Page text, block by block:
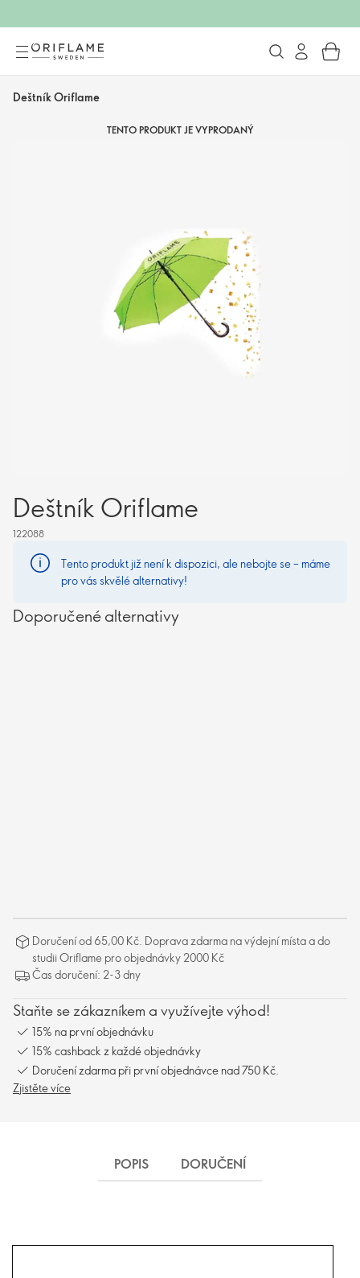
Deštník Oriflame
TENTO PRODUKT JE VYPRODANÝ
Deštník Oriflame
122088
Tento produkt již není k dispozici, ale nebojte se – máme
pro vás skvělé alternativy!
Doporučené alternativy
Doručení od 65,00 Kč. Doprava zdarma na výdejní místa a do
studii Oriflame pro objednávky 2000 Kč
Čas doručení: 2-3 dny
Staňte se zákazníkem a využívejte výhod!
15% na první objednávku
15% cashback z každé objednávky
Doručení zdarma při první objednávce nad 750 Kč.
Zjistěte více
POPIS DORUČENÍ